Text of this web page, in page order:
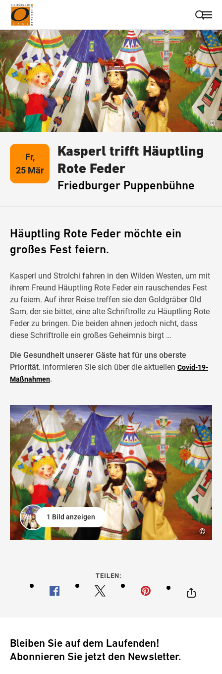
Suche schließen
Wegbeschreibung erhalten
©
Fr,
25 Mär
Kasperl trifft Häuptling
Rote Feder
Friedburger Puppenbühne
Häuptling Rote Feder möchte ein
großes Fest feiern.
Kasperl und Strolchi fahren in den Wilden Westen, um mit
ihrem Freund Häuptling Rote Feder ein rauschendes Fest
zu feiern. Auf ihrer Reise treffen sie den Goldgräber Old
Sam, der sie bittet, eine alte Schriftrolle zu Häuptling Rote
Feder zu bringen. Die beiden ahnen jedoch nicht, dass
diese Schriftrolle ein großes Geheimnis birgt …
Die Gesundheit unserer Gäste hat für uns oberste
Priorität. Informieren Sie sich über die aktuellen Covid-19-
Maßnahmen.
©
1 Bild anzeigen
TEILEN:
Bleiben Sie auf dem Laufenden!
Abonnieren Sie jetzt den Newsletter.